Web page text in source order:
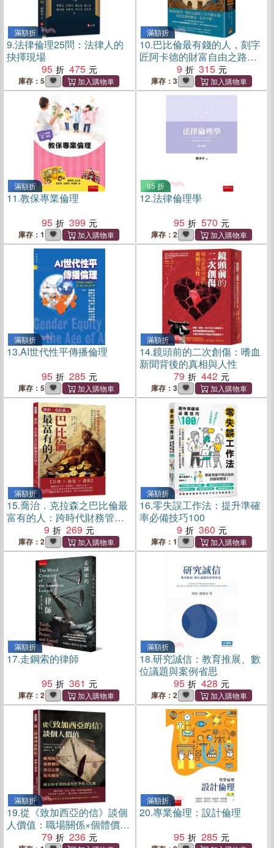
滿額折
9.法律倫理25問：法律人的
抉擇現場
95
475
庫存：5
滿額折
10.巴比倫最有錢的人，刻字
匠阿卡德的財富自由之路：
傳承百年，獲得財富與幸福
的五大黃金法則
9 315
庫存：3
滿額折
11.教保專業倫理
95
399
庫存：1
95 折
12.法律倫理學
95
570
庫存：2
滿額折
13.AI世代性平傳播倫理
95
285
庫存：5
滿額折
14.鏡頭前的二次創傷：嗜血
新聞背後的真相與人性
79
442
庫存：3
滿額折
15.喬治．克拉森之巴比倫最
富有的人：跨時代財務管
理！黃金法則助你穩步前
行，讓財富不再遙不可及
9 269
庫存：2
滿額折
16.零失誤工作法：提升準確
率必備技巧100
9
360
庫存：1
滿額折
17.走鋼索的律師
95
361
庫存：2
滿額折
18.研究誠信：教育推展、數
位議題與案例省思
95
428
庫存：2
滿額折
19.從《致加西亞的信》談個
人價值：職場關係×個體價值
×責任心態×得失關係，揭示
79 236
滿額折
20.專業倫理：設計倫理
95
285